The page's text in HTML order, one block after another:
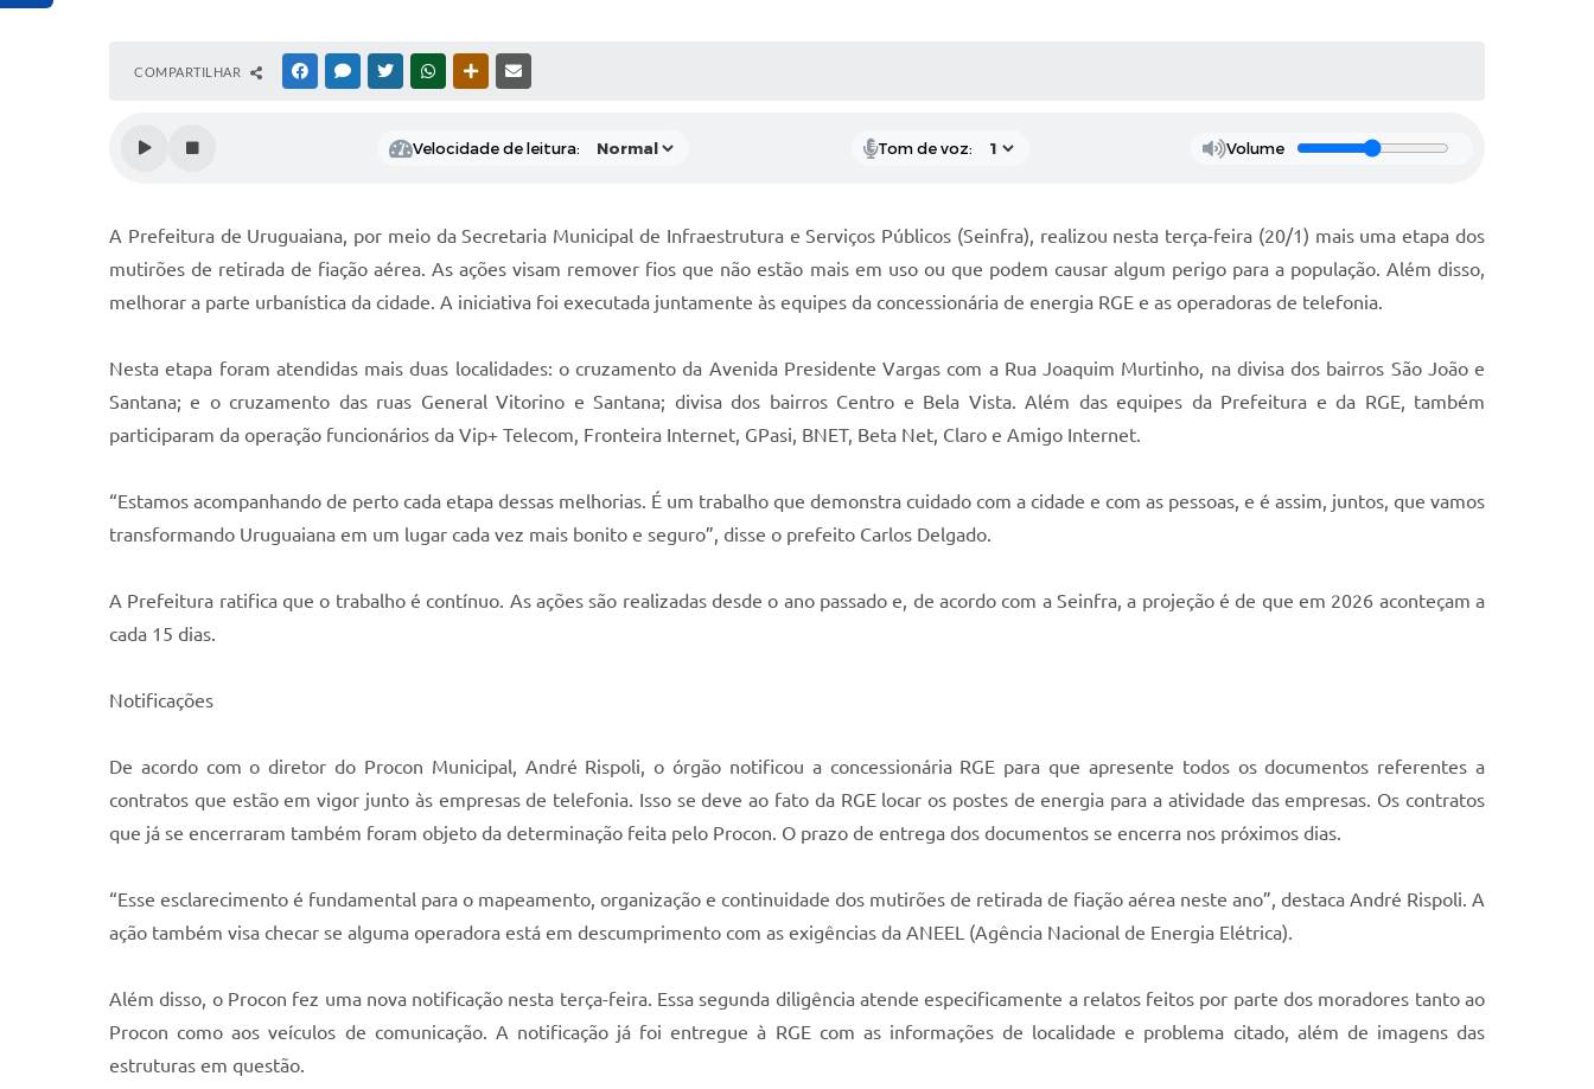
COMPARTILHAR FACEBOOKMESSENGER
TWITTERWHATSAPPOUTRAS MÍDIAS
Velocidade de leitura: Tom de voz: Volume
A Prefeitura de Uruguaiana, por meio da Secretaria Municipal de Infraestrutura e Serviços Públicos (Seinfra), realizou nesta terça-feira (20/1) mais uma etapa dos
mutirões de retirada de fiação aérea. As ações visam remover fios que não estão mais em uso ou que podem causar algum perigo para a população. Além disso,
melhorar a parte urbanística da cidade. A iniciativa foi executada juntamente às equipes da concessionária de energia RGE e as operadoras de telefonia.
Nesta etapa foram atendidas mais duas localidades: o cruzamento da Avenida Presidente Vargas com a Rua Joaquim Murtinho, na divisa dos bairros São João e
Santana; e o cruzamento das ruas General Vitorino e Santana; divisa dos bairros Centro e Bela Vista. Além das equipes da Prefeitura e da RGE, também
participaram da operação funcionários da Vip+ Telecom, Fronteira Internet, GPasi, BNET, Beta Net, Claro e Amigo Internet.
“Estamos acompanhando de perto cada etapa dessas melhorias. É um trabalho que demonstra cuidado com a cidade e com as pessoas, e é assim, juntos, que vamos
transformando Uruguaiana em um lugar cada vez mais bonito e seguro”, disse o prefeito Carlos Delgado.
A Prefeitura ratifica que o trabalho é contínuo. As ações são realizadas desde o ano passado e, de acordo com a Seinfra, a projeção é de que em 2026 aconteçam a
cada 15 dias.
Notificações
De acordo com o diretor do Procon Municipal, André Rispoli, o órgão notificou a concessionária RGE para que apresente todos os documentos referentes a
contratos que estão em vigor junto às empresas de telefonia. Isso se deve ao fato da RGE locar os postes de energia para a atividade das empresas. Os contratos
que já se encerraram também foram objeto da determinação feita pelo Procon. O prazo de entrega dos documentos se encerra nos próximos dias.
“Esse esclarecimento é fundamental para o mapeamento, organização e continuidade dos mutirões de retirada de fiação aérea neste ano”, destaca André Rispoli. A
ação também visa checar se alguma operadora está em descumprimento com as exigências da ANEEL (Agência Nacional de Energia Elétrica).
Além disso, o Procon fez uma nova notificação nesta terça-feira. Essa segunda diligência atende especificamente a relatos feitos por parte dos moradores tanto ao
Procon como aos veículos de comunicação. A notificação já foi entregue à RGE com as informações de localidade e problema citado, além de imagens das
estruturas em questão.